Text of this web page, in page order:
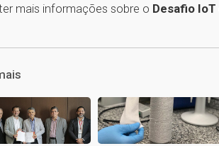
mais informações sobre o Desafio IoT